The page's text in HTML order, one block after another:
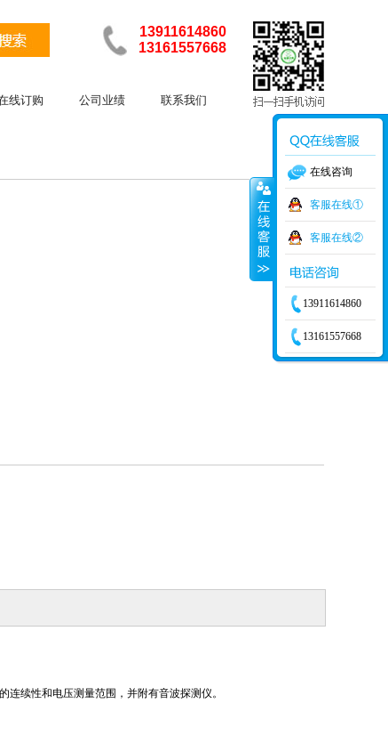
13911614860
13161557668
线订购 公司业绩 联系我们
续性和电压测量范围，并附有音波探测仪。
在线咨询
客服在线①
客服在线②
13911614860
13161557668